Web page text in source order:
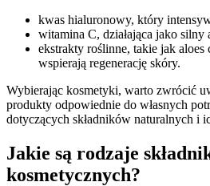
kwas hialuronowy, który
witamina C, działająca jako silny
ekstrakty roślinne, takie jak aloes
wspierają regenerację skóry.
Wybierając kosmetyki, warto zwrócić
produkty odpowiednie do własnych
dotyczących składników naturalnych i
Jakie są rodzaje
kosmetycznych?